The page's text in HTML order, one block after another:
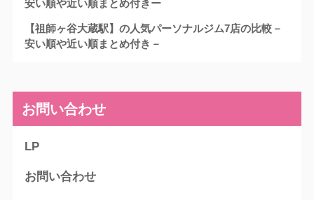
安い順や近い順まとめ付きー
【祖師ヶ谷大蔵駅】の人気パーソナルジム7店の比較－
安い順や近い順まとめ付き－
お問い合わせ
LP
お問い合わせ